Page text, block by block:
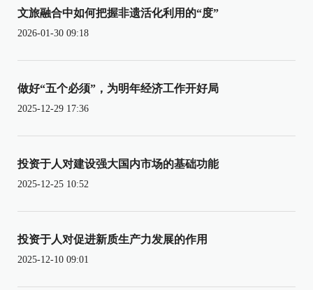
文旅融合中如何把握非遗活化利用的“度”
2026-01-30 09:18
做好“五个必须”，为明年经济工作开好局
2025-12-29 17:36
投资于人对建设强大国内市场的基础功能
2025-12-25 10:52
投资于人对促进新质生产力发展的作用
2025-12-10 09:01